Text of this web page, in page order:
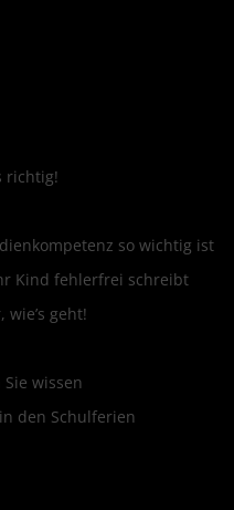
richtig!
so wichtig ist
Kind fehlerfrei schreibt
geht!
wissen
den Schulferien